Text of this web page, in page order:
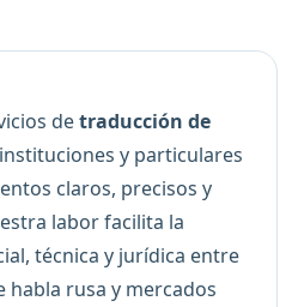
detraducción de
y particulares
claros, precisos y
labor facilita la
técnica y jurídica entre
habla rusa y mercados